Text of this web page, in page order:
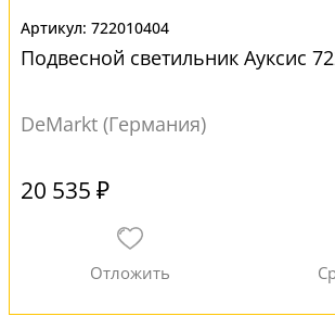
722010404
Подвесной светильник Ауксис
DeMarkt (Германия)
20 535 ₽